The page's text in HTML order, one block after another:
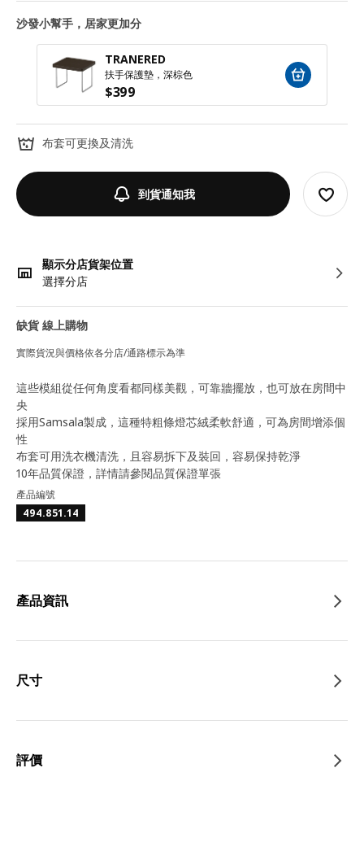
沙發小幫手，居家更加分
TRANERED
扶手保護墊，深棕色
$399
布套可更換及清洗
到貨通知我
顯示分店貨架位置
選擇分店
缺貨 線上購物
實際貨況與價格依各分店/通路標示為準
這些模組從任何角度看都同樣美觀，可靠牆擺放，也可放在房間中
央
採用Samsala製成，這種特粗條燈芯絨柔軟舒適，可為房間增添個
性
布套可用洗衣機清洗，且容易拆下及裝回，容易保持乾淨
10年品質保證，詳情請參閱品質保證單張
產品編號
494.851.14
產品資訊
尺寸
評價